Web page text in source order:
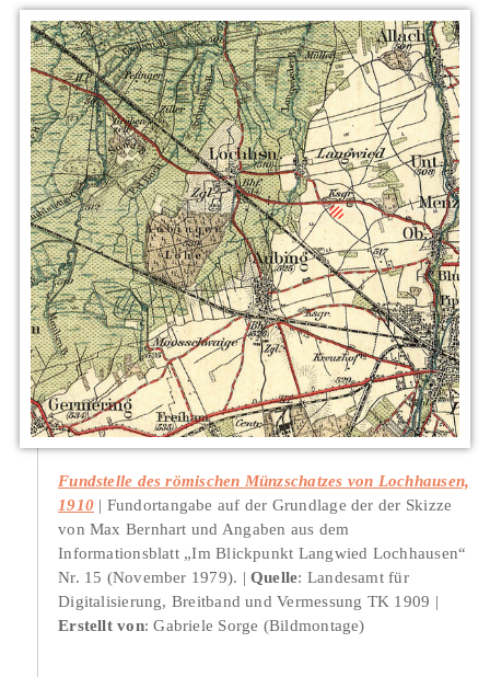
Fundstelle des römischen Münzschatzes von Lochhausen,
1910
Fundortangabe auf der Grundlage der der Skizze
von Max Bernhart und Angaben aus dem
Informationsblatt „Im Blickpunkt Langwied Lochhausen“
Nr. 15 (November 1979).
Quelle: Landesamt für
Digitalisierung, Breitband und Vermessung TK 1909
Erstellt von: Gabriele Sorge (Bildmontage)